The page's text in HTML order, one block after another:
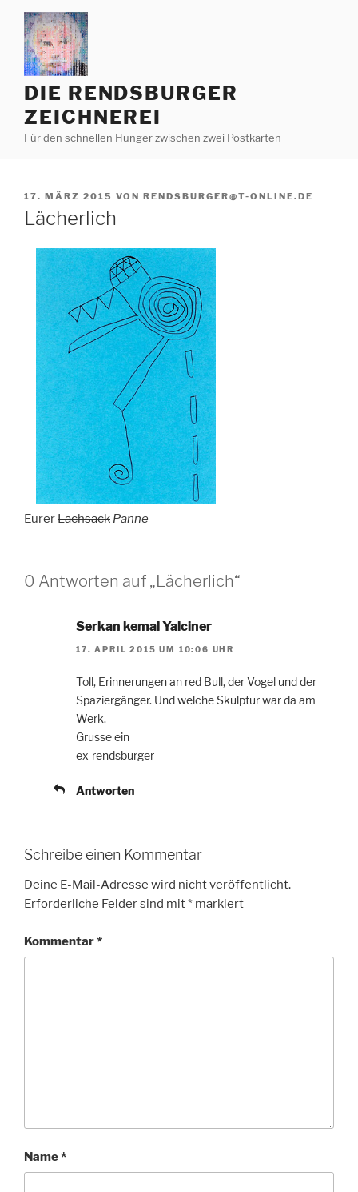
Zum
Inhalt
springen
DIE RENDSBURGER
ZEICHNEREI
Für den schnellen Hunger zwischen zwei Postkarten
VERÖFFENTLICHT
AM
17. MÄRZ 2015 VON RENDSBURGER@T-ONLINE.DE
Lächerlich
EurerLachsack Panne
0 Antworten auf „Lächerlich“
Serkan kemal Yalciner
17. APRIL 2015 UM 10:06 UHR
Toll, Erinnerungen an red Bull, der Vogel und der
Spaziergänger. Und welche Skulptur war da am
Werk.
Grusse ein
ex-rendsburger
Antworten
Schreibe einen Kommentar
Deine E-Mail-Adresse wird nicht veröffentlicht.
Erforderliche Felder sind mit* markiert
Kommentar*
Name*